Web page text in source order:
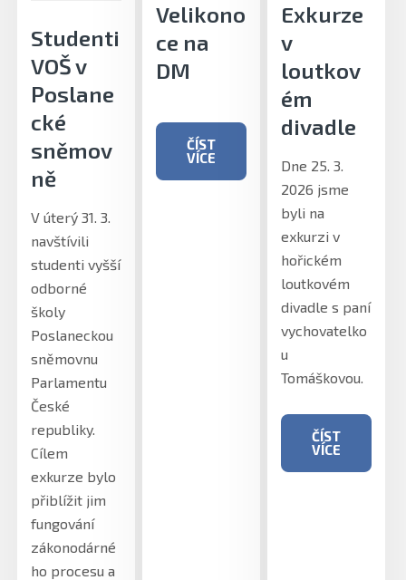
Studenti
VOŠ v
Poslane
cké
sněmov
ně
V úterý 31. 3.
navštívili
studenti vyšší
odborné
školy
Poslaneckou
sněmovnu
Parlamentu
České
republiky.
Cílem
exkurze bylo
přiblížit jim
fungování
zákonodárné
ho procesu a
Velikono
ce na
DM
ČÍST
VÍCE
Exkurze
v
loutkov
ém
divadle
Dne 25. 3.
2026 jsme
byli na
exkurzi v
hořickém
loutkovém
divadle s paní
vychovatelko
u
Tomáškovou.
ČÍST
VÍCE